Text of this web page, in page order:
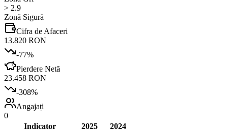
> 2.9
Zonă Sigură
Cifra de Afaceri
13.820 RON
-77%
Pierdere Netă
23.458 RON
-308%
Angajați
0
Indicator
2025
2024